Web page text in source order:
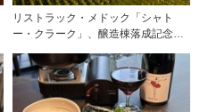
リストラック・メドック「シャト
ー・クラーク」、醸造棟落成記念夕